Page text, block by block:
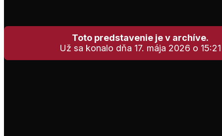
Toto predstavenie je v archíve.
Už sa konalo dňa 17. mája 2026 o 15:21